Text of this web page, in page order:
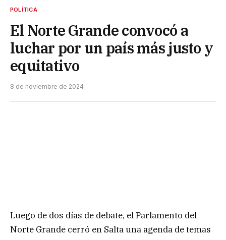
POLÍTICA
El Norte Grande convocó a
luchar por un país más justo y
equitativo
8 de noviembre de 2024
Luego de dos días de debate, el Parlamento del
Norte Grande cerró en Salta una agenda de temas